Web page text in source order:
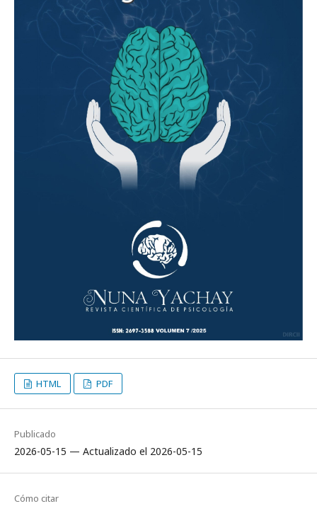
HTML PDF
Publicado
2026-05-15 — Actualizado el 2026-05-15
Cómo citar